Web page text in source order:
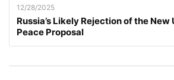
12/28/2025
Russia’s Likely Rejection of the
Peace Proposal